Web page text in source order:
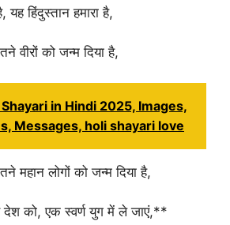
हिंदुस्तान हमारा है,
वीरों को जन्म दिया है,
in Hindi 2025, Images,
Messages, holi shayari love
महान लोगों को जन्म दिया है,
को, एक स्वर्ण युग में ले जाएं,**